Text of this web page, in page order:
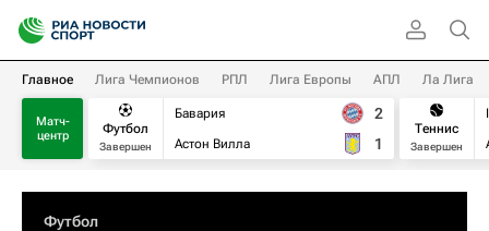
Главное Лига Чемпионов РПЛ Лига Европы АПЛ Ла Лига
Матч-
центр
Футбол
Завершен
Бавария
Астон Вилла
2
1
Теннис
Завершен
Футбол